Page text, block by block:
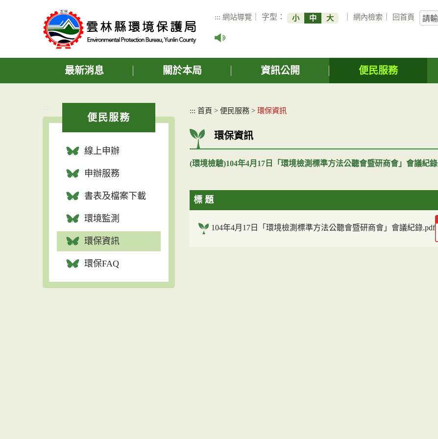
容
::: 網站導覽 ｜ 字型： 小 中 大 ｜網內檢索 回首頁
關
鍵
詢
最新消息 關於本局 資訊公開 便民服務
:::
便民服務
線上申辦
申辦服務
書表及檔案下載
環境監測
環保資訊
環保FAQ
::: 首頁 > 便民服務 > 環保資訊
環保資訊
(環境檢驗)104年4月17日「環境檢測標準方法公聽會暨研商會」會議紀錄
標 題
104年4月17日「環境檢測標準方法公聽會暨研商會」會議紀錄.pdf